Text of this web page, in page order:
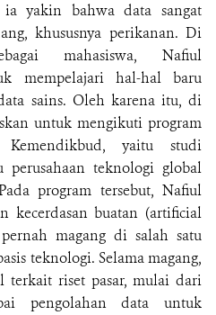
yakin bahwa data sangat
khususnya perikanan. Di
mahasiswa, Nafiul
mempelajari hal-hal baru
sains. Oleh karena itu, di
untuk mengikuti program
yaitu studi
teknologi global
program tersebut, Nafiul
kecerdasan buatan (artificial
magang di salah satu
teknologi. Selama magang,
terkait riset pasar, mulai dari
pengolahan data untuk